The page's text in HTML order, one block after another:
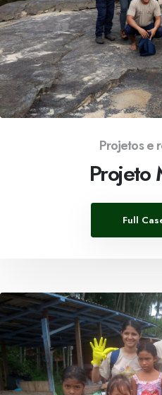
Projetos e
Projeto
Full